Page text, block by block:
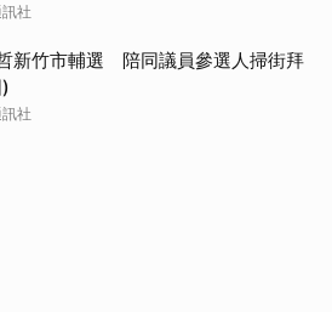
社
新竹市輔選 陪同議員參選人掃街拜
社